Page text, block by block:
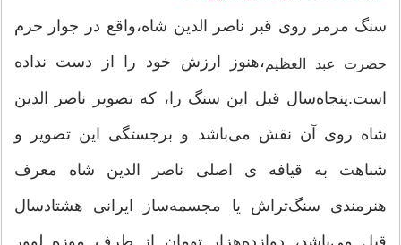
سنگ مرمر روی قبر ناصر الدین شاه،واقع در جوار حرم
حضرت عبد العظیم،هنوز ارزش خود را از دست نداده
است.پنجاه‌سال قبل این سنگ را، که تصویر ناصر الدین
شاه روی آن نقش می‌باشد و برجستگی این تصویر و
شباهت به قیافه ی اصلی‌ ناصر الدین شاه معرف
هنرمندی سنگ‌تراش یا مجسمه‌ساز ایرانی هشتادسال
قبل می‌باشد، دوازده‌هزار تومان از طرف موزه لوور